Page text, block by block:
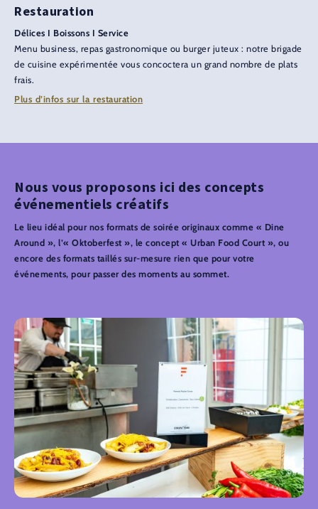
Restauration
Délices I Boissons I Service
Menu business, repas gastronomique ou burger juteux : notre brigade
de cuisine expérimentée vous concoctera un grand nombre de plats
frais.
Plus d’infos sur la restauration
Nous vous proposons ici des concepts
événementiels créatifs
Le lieu idéal pour nos formats de soirée originaux comme « Dine
Around », l’« Oktoberfest », le concept « Urban Food Court », ou
encore des formats taillés sur-mesure rien que pour votre
événements, pour passer des moments au sommet.